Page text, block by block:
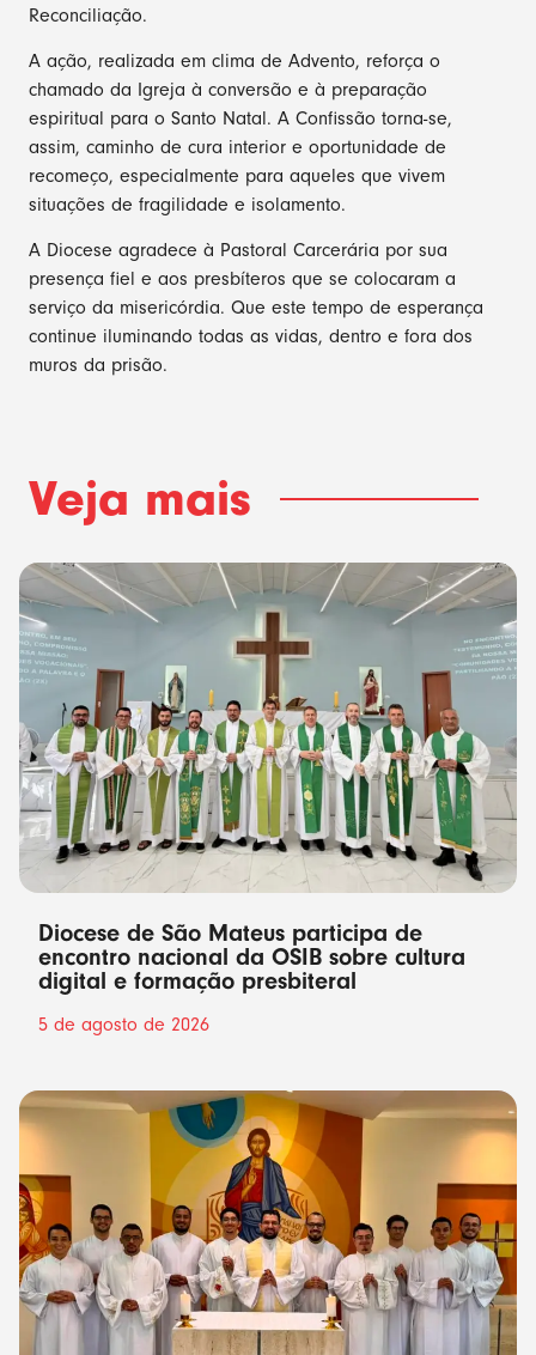
Reconciliação.
A ação, realizada em clima de Advento, reforça o
chamado da Igreja à conversão e à preparação
espiritual para o Santo Natal. A Confissão torna-se,
assim, caminho de cura interior e oportunidade de
recomeço, especialmente para aqueles que vivem
situações de fragilidade e isolamento.
A Diocese agradece à Pastoral Carcerária por sua
presença fiel e aos presbíteros que se colocaram a
serviço da misericórdia. Que este tempo de esperança
continue iluminando todas as vidas, dentro e fora dos
muros da prisão.
Veja mais
Diocese de São Mateus participa de
encontro nacional da OSIB sobre cultura
digital e formação presbiteral
5 de agosto de 2026